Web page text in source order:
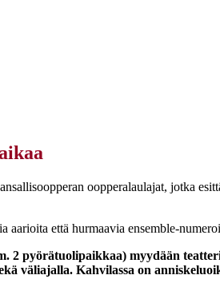
oopperalaulajat, jotka
aarioita että hurmaavia ensemble-
2 pyörätuolipaikkaa) myydään
väliajalla. Kahvilassa on